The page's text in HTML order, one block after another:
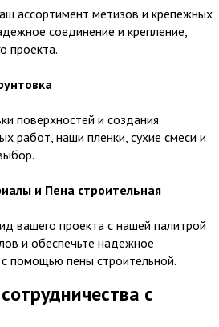
ассортимент метизов и крепежных
соединение и крепление,
проекта.
поверхностей и создания
работ, наши пленки, сухие смеси и
и Пена строительная
вашего проекта с нашей палитрой
и обеспечьте надежное
помощью пены строительной.
с